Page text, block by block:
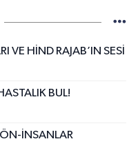
VE HİND RAJAB’IN SESİ
BUL!
İNSANLAR